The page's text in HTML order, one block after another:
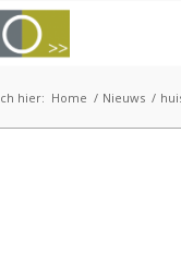
hier: Home / Nieuws /